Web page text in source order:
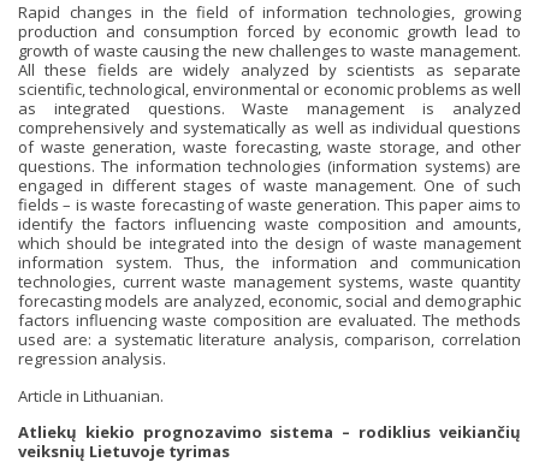
Rapid changes in the field of information technologies, growing
production and consumption forced by economic growth lead to
growth of waste causing the new challenges to waste management.
All these fields are widely analyzed by scientists as separate
scientific, technological, environmental or economic problems as well
as integrated questions. Waste management is analyzed
comprehensively and systematically as well as individual questions
of waste generation, waste forecasting, waste storage, and other
questions. The information technologies (information systems) are
engaged in different stages of waste management. One of such
fields – is waste forecasting of waste generation. This paper aims to
identify the factors influencing waste composition and amounts,
which should be integrated into the design of waste management
information system. Thus, the information and communication
technologies, current waste management systems, waste quantity
forecasting models are analyzed, economic, social and demographic
factors influencing waste composition are evaluated. The methods
used are: a systematic literature analysis, comparison, correlation
regression analysis.
Article in Lithuanian.
Atliekų kiekio prognozavimo sistema – rodiklius veikiančių
veiksnių Lietuvoje tyrimas